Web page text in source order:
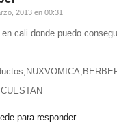
2013 en 00:31
cali.donde puedo
para responder